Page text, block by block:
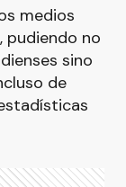
medios
pudiendo no
sino
de